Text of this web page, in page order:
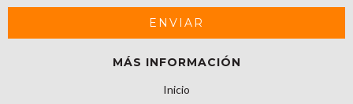
MÁS INFORMACIÓN
Inicio